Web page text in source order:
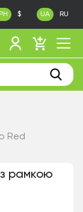
$ UA RU
Red
рамкою